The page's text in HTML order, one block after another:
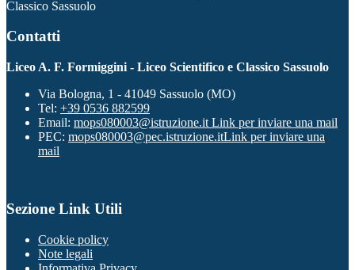
Classico Sassuolo
Contatti
Liceo A. F. Formiggini - Liceo Scientifico e Classico Sassuolo
Via Bologna, 1 - 41049 Sassuolo (MO)
Tel: +39 0536 882599
Email: mops080003@istruzione.it Link per inviare una mail
PEC: mops080003@pec.istruzione.itLink per inviare una
mail
Sezione Link Utili
Cookie policy
Note legali